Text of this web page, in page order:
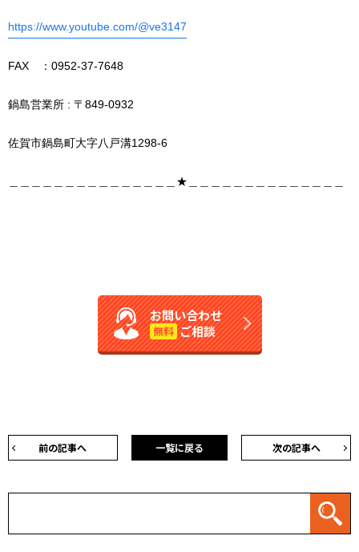
https://www.youtube.com/@ve3147
FAX ：0952-37-7648
鍋島営業所 : 〒849-0932
佐賀市鍋島町大字八戸溝1298-6
＿＿＿＿＿＿＿＿＿＿＿＿＿＿＿★＿＿＿＿＿＿＿＿＿＿＿＿＿＿
お問い合わせ
無料 ご相談
前の記事へ 次の記事へ
一覧に戻る